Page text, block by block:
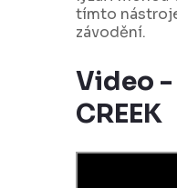
tímto
závodění.
Video
CREEK